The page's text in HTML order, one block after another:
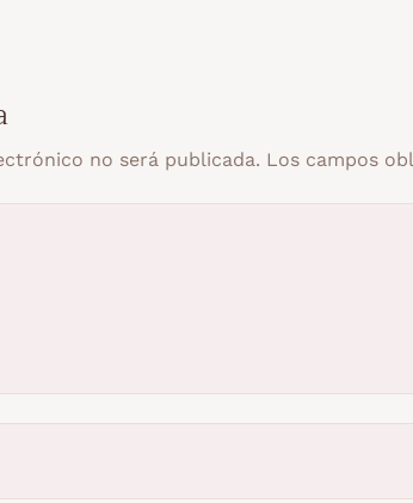
no será publicada. Los campos